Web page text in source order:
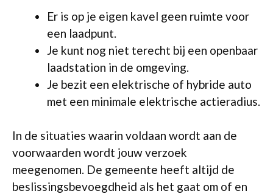
Er is op je eigen kavel geen ruimte voor
een laadpunt.
Je kunt nog niet terecht bij een openbaar
laadstation in de omgeving.
Je bezit een elektrische of hybride auto
met een minimale elektrische actieradius.
In de situaties waarin voldaan wordt aan de
voorwaarden wordt jouw verzoek
meegenomen. De gemeente heeft altijd de
beslissingsbevoegdheid als het gaat om of en